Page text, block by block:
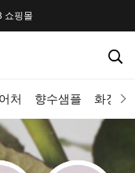
쇼핑몰
처 향수샘플 화장품